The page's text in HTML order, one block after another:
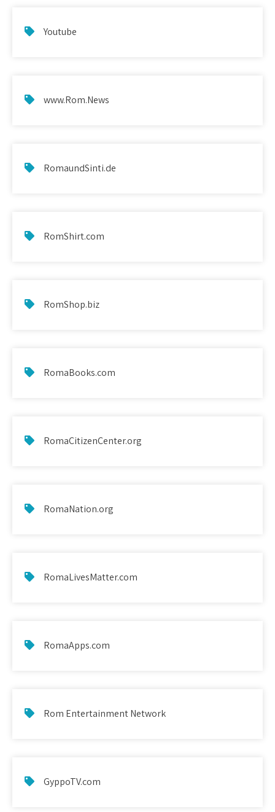
Youtube
www.Rom.News
RomaundSinti.de
RomShirt.com
RomShop.biz
RomaBooks.com
RomaCitizenCenter.org
RomaNation.org
RomaLivesMatter.com
RomaApps.com
Rom Entertainment Network
GyppoTV.com